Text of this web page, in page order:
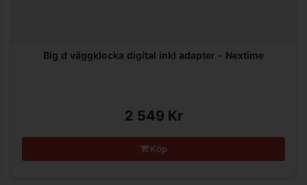
Big d väggklocka digital inkl adapter - Nextime
2 549 Kr
Köp